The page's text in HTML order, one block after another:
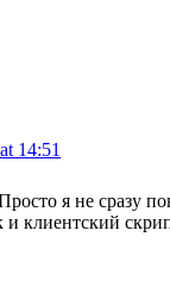
14:51
я не сразу
и клиентский